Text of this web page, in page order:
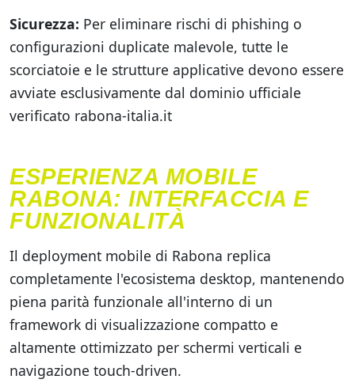
Sicurezza: Per eliminare rischi di phishing o
configurazioni duplicate malevole, tutte le
scorciatoie e le strutture applicative devono essere
avviate esclusivamente dal dominio ufficiale
verificato rabona-italia.it
ESPERIENZA MOBILE
RABONA: INTERFACCIA E
FUNZIONALITÀ
Il deployment mobile di Rabona replica
completamente l'ecosistema desktop, mantenendo
piena parità funzionale all'interno di un
framework di visualizzazione compatto e
altamente ottimizzato per schermi verticali e
navigazione touch-driven.